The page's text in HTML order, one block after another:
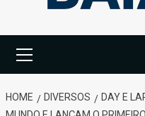
Menu
HOME DIVERSOS
DAY E